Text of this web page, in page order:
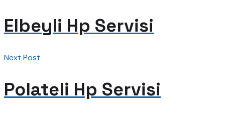
Elbeyli Hp Servisi
Next Post
Polateli Hp Servisi